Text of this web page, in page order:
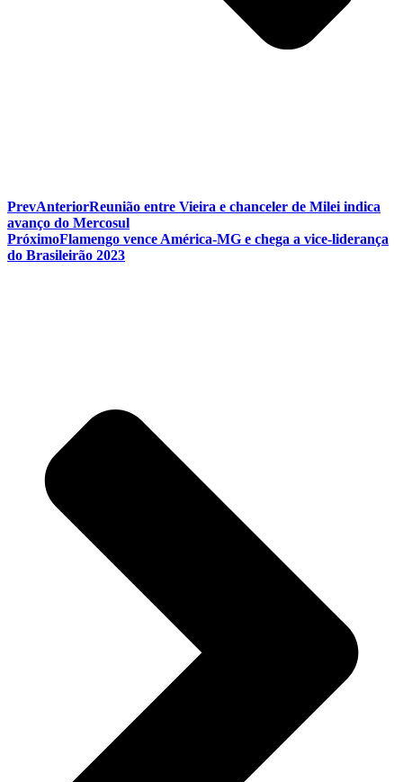
PrevAnteriorReunião entre Vieira e chanceler de Milei indica
avanço do Mercosul
PróximoFlamengo vence América-MG e chega a vice-liderança
do Brasileirão 2023